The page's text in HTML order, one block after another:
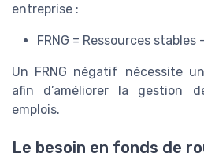
entreprise :
FRNG = Ressources
Un FRNG négatif nécessite
afin d’améliorer la gestion
emplois.
Le besoin en fonds de